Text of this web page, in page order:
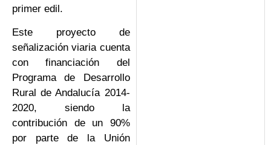
primer edil.
Este proyecto de
señalización viaria cuenta
con financiación del
Programa de Desarrollo
Rural de Andalucía 2014-
2020, siendo la
contribución de un 90%
por parte de la Unión